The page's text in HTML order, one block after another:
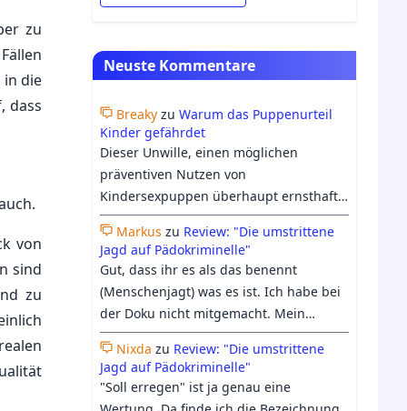
zu
in die
dass
von
sind
zu
Neuste Kommentare
Breaky zu Warum das Puppenurteil
Kinder gefährdet
Dieser Unwille, einen möglichen
präventiven Nutzen von
Kindersexpuppen überhaupt ernsthaft
in Erwägung zu ziehen, offenbart,
worum es bei dem Verbot eigentlich
geht: nicht um den Schutz von Kindern,
sondern um den Schutz der Gefühle der
erwachsenen gesellschaftlichen
Mehrheit, sich mit unangenehmen
Vorstellungen wie einer
therapeutischen Nutzung von
Kindersexpuppen auseinandersetzen zu
Markus zu Review: "Die umstrittene
Jagd auf Pädokriminelle"
Gut, dass ihr es als das benennt
(Menschenjagt) was es ist. Ich habe bei
der Doku nicht mitgemacht. Mein
Bauchgefühl hielt mich davon ab. Ich
bin froh, dass Georgs Differenzierung
trotzdem etwas Raum in der Doku
bekommen hat.
Nixda zu Review: "Die umstrittene
Jagd auf Pädokriminelle"
"Soll erregen" ist ja genau eine